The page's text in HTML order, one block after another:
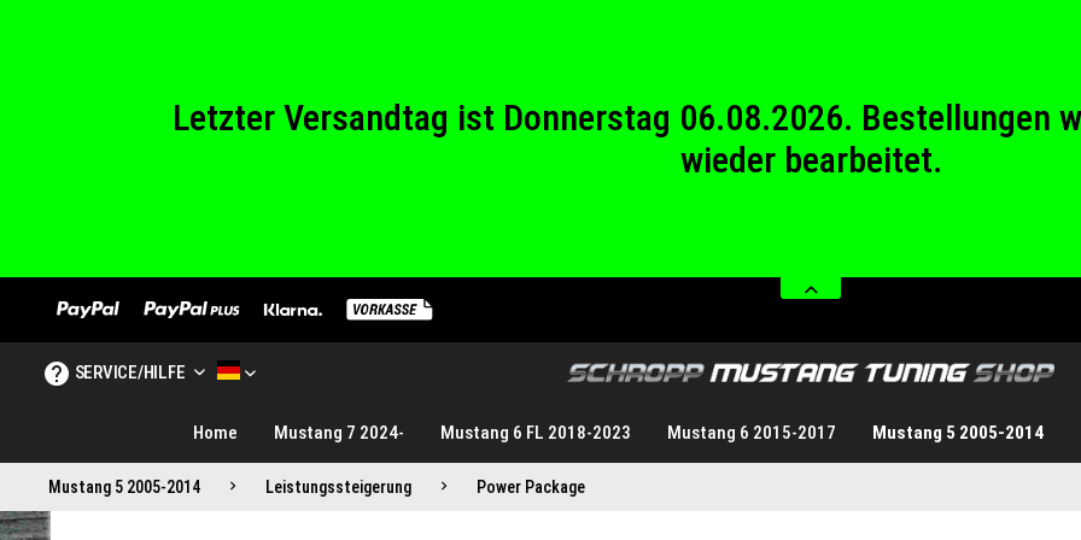
Letzter Versandtag ist Donnerstag 06.08.2026. Bestellungen
wieder bearbeitet.
SERVICE/HILFE
Home Mustang 7 2024- Mustang 6 FL 2018-2023 Mustang 6 2015-2017 Mustang 5 2005-2014
Mustang 5 2005-2014 Leistungssteigerung Power Package